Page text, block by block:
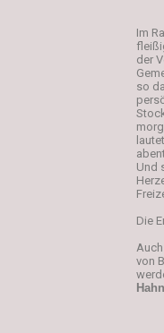
Im
der
so
Und
Die
von